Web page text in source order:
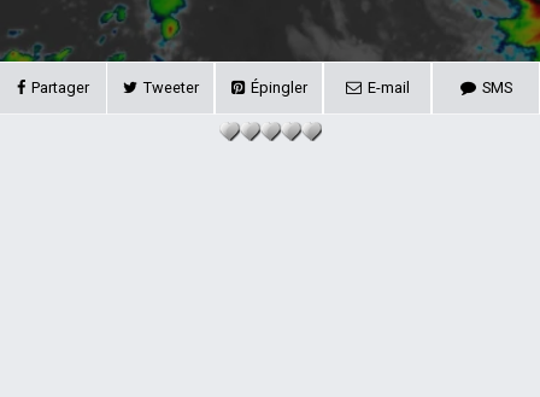
Partager Tweeter Épingler E-mail SMS